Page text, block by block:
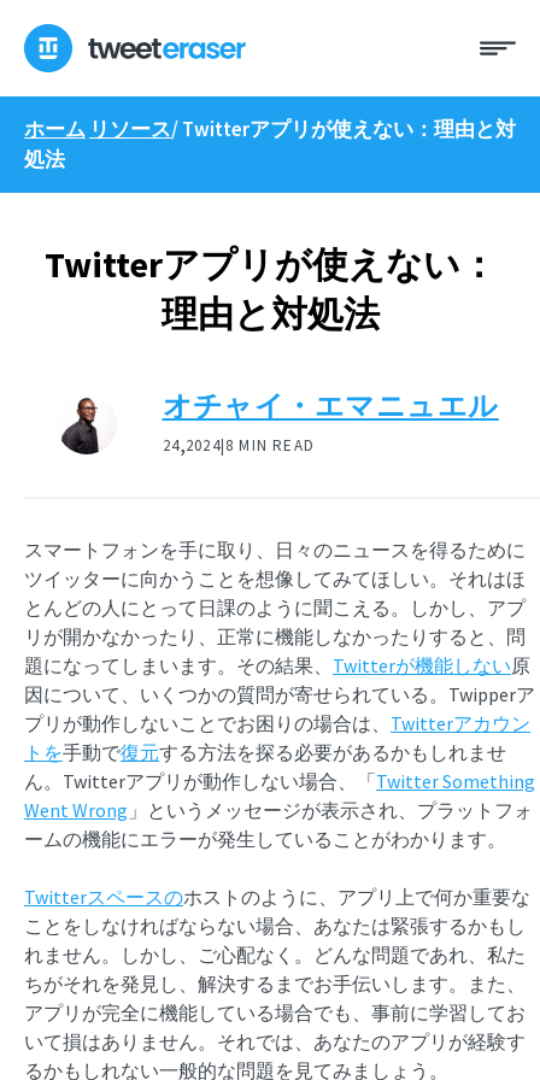
ン
ス
メ
ホーム リソース/Twitterアプリが使えない：理由と対
処法
Twitterアプリが使えない：
理由と対処法
オチャイ・エマニュエル
24,2024|8 MIN READ
スマートフォンを手に取り、日々のニュースを得るために
ツイッターに向かうことを想像してみてほしい。それはほ
とんどの人にとって日課のように聞こえる。しかし、アプ
リが開かなかったり、正常に機能しなかったりすると、問
題になってしまいます。その結果、 Twitterが機能しない原
因について、いくつかの質問が寄せられている。Twipperア
プリが動作しないことでお困りの場合は、 Twitterアカウン
トを手動で復元する方法を探る必要があるかもしれませ
ん。Twitterアプリが動作しない場合、「Twitter Something
Went Wrong 」というメッセージが表示され、プラットフォ
ームの機能にエラーが発生していることがわかります。
Twitterスペースのホストのように、アプリ上で何か重要な
ことをしなければならない場合、あなたは緊張するかもし
れません。しかし、ご心配なく。どんな問題であれ、私た
ちがそれを発見し、解決するまでお手伝いします。また、
アプリが完全に機能している場合でも、事前に学習してお
いて損はありません。それでは、あなたのアプリが経験す
るかもしれない一般的な問題を見てみましょう。